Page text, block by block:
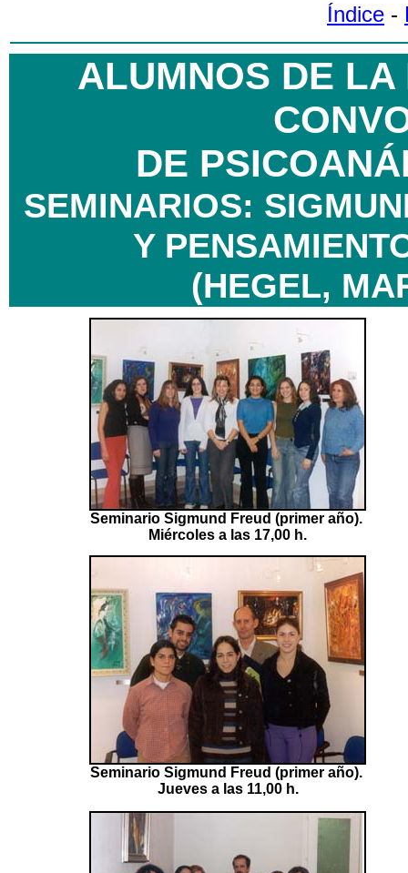
Índice -
ALUMNOS DE LA
DE
SEMINARIOS:
Y
(HEGEL,
Seminario Sigmund Freud (primer año).
Miércoles a las 17,00 h.
Seminario Sigmund Freud (primer año).
Jueves a las 11,00 h.